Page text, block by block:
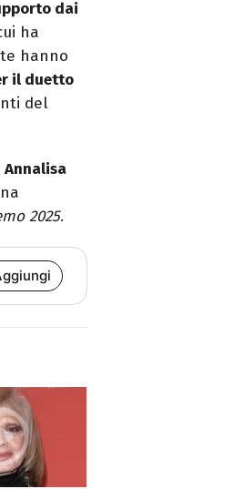
dai
ha
hanno
il duetto
del
Annalisa
2025.